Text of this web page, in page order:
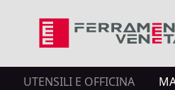
UTENSILI E OFFICINA